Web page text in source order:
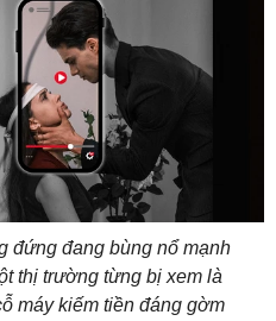
đứng đang bùng nổ mạnh
thị trường từng bị xem là
máy kiếm tiền đáng gờm